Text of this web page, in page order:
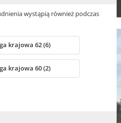
wystąpią również podczas
krajowa 62 (6)
krajowa 60 (2)